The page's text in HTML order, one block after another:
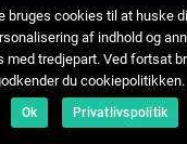
Cookies
Contact
Sitemap
bruges cookies til at huske
af indhold og
med tredjepart. Ved fortsat
du cookiepolitikken.
Ok Privatlivspolitik